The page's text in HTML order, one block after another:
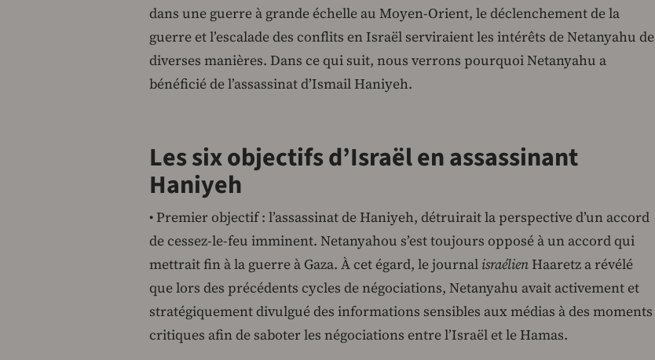
dans une guerre à grande échelle au Moyen-Orient, le déclenchement de la
guerre et l’escalade des conflits en Israël serviraient les intérêts de Netanyahu de
diverses manières. Dans ce qui suit, nous verrons pourquoi Netanyahu a
bénéficié de l’assassinat d’Ismail Haniyeh.
Les six objectifs d’Israël en assassinant
Haniyeh
• Premier objectif : l’assassinat de Haniyeh, détruirait la perspective d’un accord
de cessez-le-feu imminent. Netanyahou s’est toujours opposé à un accord qui
mettrait fin à la guerre à Gaza. À cet égard, le journal israélienHaaretz a révélé
que lors des précédents cycles de négociations, Netanyahu avait activement et
stratégiquement divulgué des informations sensibles aux médias à des moments
critiques afin de saboter les négociations entre l’Israël et le Hamas.